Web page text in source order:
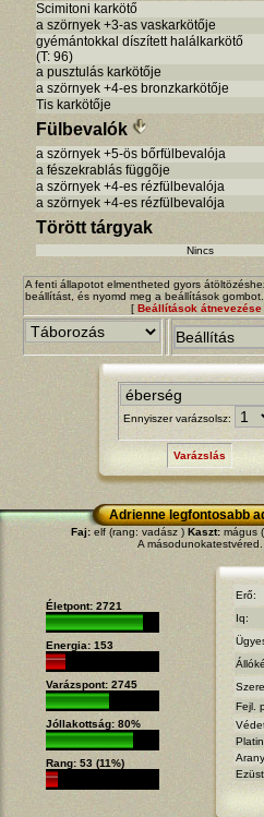
Scimitoni karkötő
a szörnyek +3-as vaskarkötője
gyémántokkal díszített halálkarkötő
(T: 96)
a pusztulás karkötője
a szörnyek +4-es bronzkarkötője
Tis karkötője
Fülbevalók
a szörnyek +5-ös bőrfülbevalója
a fészekrablás függõje
a szörnyek +4-es rézfülbevalója
a szörnyek +4-es rézfülbevalója
Törött tárgyak
Nincs
A fenti állapotot elmentheted gyors
beállítást, és nyomd meg a beállítások gombot.
[ Beállítások átnevezése
Ennyiszer varázsolsz:
Varázslás
Adrienne legfontosabb
Faj:elf (rang: vadász ) Kaszt:mágus
A másodunokatestvéred.
Életpont: 2721
Energia: 153
Varázspont: 2745
Jóllakottság: 80%
Rang: 53 (11%)
Erő:
Iq:
Fejl.
Arany
Ezüst